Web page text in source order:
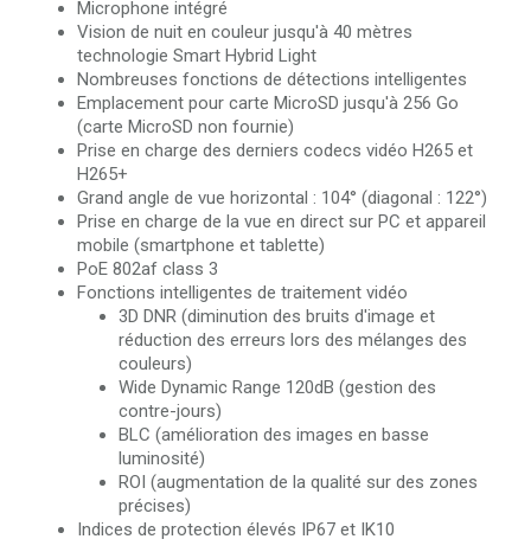
Microphone intégré
Vision de nuit en couleur jusqu'à 40 mètres
technologie Smart Hybrid Light
Nombreuses fonctions de détections intelligentes
Emplacement pour carte MicroSD jusqu'à 256 Go
(carte MicroSD non fournie)
Prise en charge des derniers codecs vidéo H265 et
H265+
Grand angle de vue horizontal : 104° (diagonal : 122°)
Prise en charge de la vue en direct sur PC et appareil
mobile (smartphone et tablette)
PoE 802af class 3
Fonctions intelligentes de traitement vidéo
3D DNR (diminution des bruits d'image et
réduction des erreurs lors des mélanges des
couleurs)
Wide Dynamic Range 120dB (gestion des
contre-jours)
BLC (amélioration des images en basse
luminosité)
ROI (augmentation de la qualité sur des zones
précises)
Indices de protection élevés IP67 et IK10